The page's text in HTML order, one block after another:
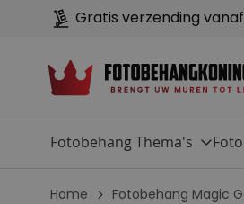
Gratis verzending
Fotobehang Thema's
Home Fotobehang Magic